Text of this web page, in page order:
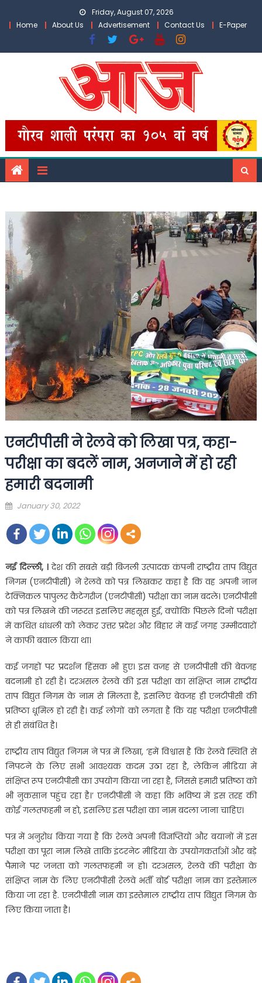
Friday, August 07, 2026
Home
About Us Advertisement Contact Us E-Paper
एनटीपीसी ने रेलवे को लिखा पत्र, कहा-
परीक्षा का बदलें नाम, अनजाने में हो रही
हमारी बदनामी
Posted
January 30, 2022
नई दिल्ली, ।देश की सबसे बड़ी बिजली उत्पादक कंपनी राष्ट्रीय ताप विद्युत
निगम (एनटीपीसी) ने रेलवे को पत्र लिखकर कहा है कि वह अपनी नान
टेक्निकल पापुलर कैटेगरीज (एनटीपीसी) परीक्षा का नाम बदले। एनटीपीसी
को पत्र लिखने की जरूरत इसलिए महसूस हुई, क्योंकि पिछले दिनों परीक्षा
में कथित धांधली को लेकर उत्तर प्रदेश और बिहार में कई जगह उम्मीदवारों
ने काफी बवाल किया था।
कई जगहों पर प्रदर्शन हिंसक भी हुए। इस वजह से एनटीपीसी की बेवजह
बदनामी हो रही है। दरअसल रेलवे की इस परीक्षा का संक्षिप्त नाम राष्ट्रीय
ताप विद्युत निगम के नाम से मिलता है, इसलिए बेवजह ही एनटीपीसी की
प्रतिष्ठा धूमिल हो रही है। कई लोगों को लगता है कि यह परीक्षा एनटीपीसी
से ही संबंधित है।
राष्ट्रीय ताप विद्युत निगम ने पत्र में लिखा, ‘हमें विश्वास है कि रेलवे स्थिति से
निपटने के लिए सभी आवश्यक कदम उठा रहा है, लेकिन मीडिया में
संक्षिप्त रूप एनटीपीसी का उपयोग किया जा रहा है, जिससे हमारी प्रतिष्ठा को
भी नुकसान पहुंच रहा है।’ एनटीपीसी ने कहा कि भविष्य में इस तरह की
कोई गलतफहमी न हो, इसलिए इस परीक्षा का नाम बदला जाना चाहिए।
पत्र में अनुरोध किया गया है कि रेलवे अपनी विज्ञप्तियों और बयानों में इस
परीक्षा का पूरा नाम लिखे ताकि इंटरनेट मीडिया के उपयोगकर्ताओं और बड़े
पैमाने पर जनता को गलतफहमी न हो। दरअसल, रेलवे की परीक्षा के
संक्षिप्त नाम के लिए एनटीपीसी रेलवे भर्ती बोर्ड परीक्षा नाम का इस्तेमाल
किया जा रहा है. एनटीपीसी नाम का इस्तेमाल राष्ट्रीय ताप विद्युत निगम के
लिए किया जाता है।